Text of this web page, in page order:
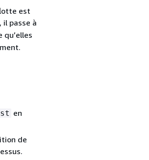
est
il passe à
qu’elles
en
de